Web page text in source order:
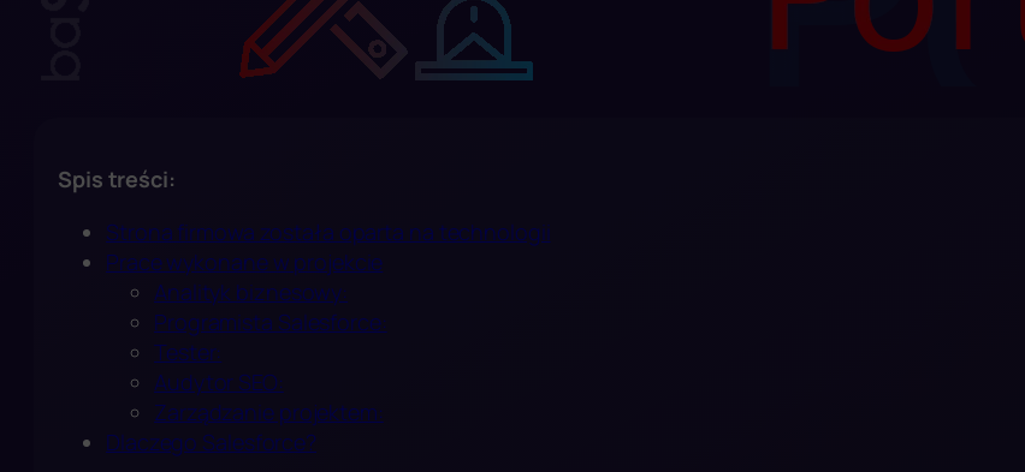
Spis treści:
Strona firmowa została oparta na technologii
Prace wykonane w projekcie
Analityk biznesowy:
Programista Salesforce:
Tester:
Audytor SEO:
Zarządzanie projektem:
Dlaczego Salesforce?